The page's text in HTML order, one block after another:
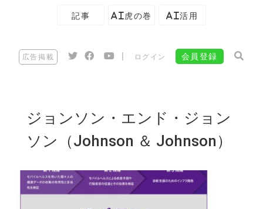
記事 AI虎の巻 AI活用
広告掲載 ログイン 会員登録
ジョンソン・エンド・ジョン
ソン（Johnson ＆ Johnson）